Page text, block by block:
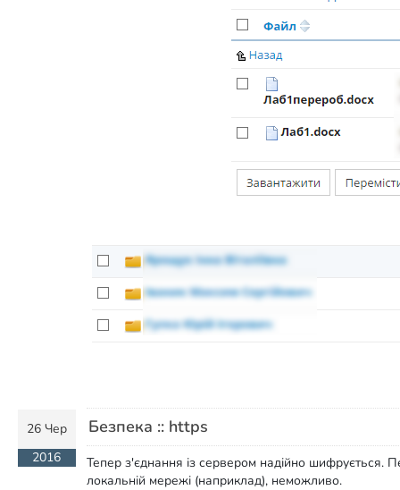
26 Чер
2016
Безпека :: https
Тепер з'єднання із сервером надійно шифрується.
локальній мережі (наприклад), неможливо.